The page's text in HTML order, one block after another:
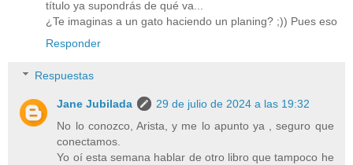
título ya supondrás de qué va...
¿Te imaginas a un gato haciendo un planing? ;)) Pues eso
Responder
Respuestas
Jane Jubilada
29 de julio de 2024 a las 19:32
No lo conozco, Arista, y me lo apunto ya , seguro que
conectamos.
Yo oí esta semana hablar de otro libro que tampoco he